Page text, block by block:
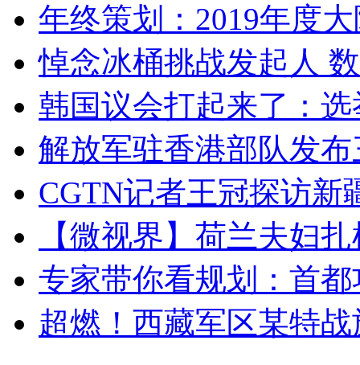
年终策划：2019年度
悼念冰桶挑战发起人
韩国议会打起来了：
解放军驻香港部队发
CGTN记者王冠探访新
【微视界】荷兰夫妇
专家带你看规划：首
超燃！西藏军区某特